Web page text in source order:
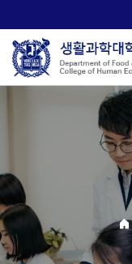
로
메